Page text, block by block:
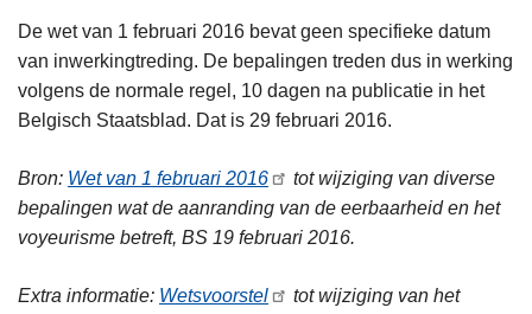
De wet van 1 februari 2016 bevat geen specifieke datum
van inwerkingtreding. De bepalingen treden dus in werking
volgens de normale regel, 10 dagen na publicatie in het
Belgisch Staatsblad. Dat is 29 februari 2016.
Bron: Wet van 1 februari 2016
tot wijziging van diverse
bepalingen wat de aanranding van de eerbaarheid en het
voyeurisme betreft, BS 19 februari 2016.
Extra informatie: Wetsvoorstel
tot wijziging van het